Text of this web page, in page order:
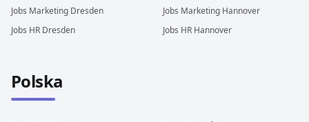
Jobs Marketing Dresden
Jobs HR Dresden
Jobs Marketing Hannover
Jobs HR Hannover
Polska